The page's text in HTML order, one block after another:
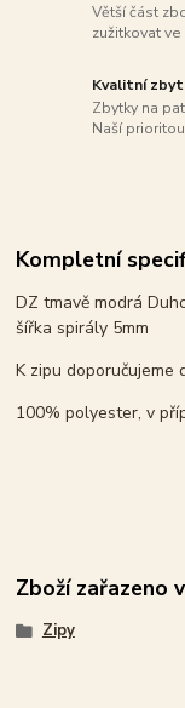
Větší část
zužitkovat
Kvalitní
Zbytky na
Naší
Kompletní
DZ tmavě modrá
šířka spirály 5mm
K zipu doporučujeme
100% polyester, v
Zboží zařazeno
Zipy